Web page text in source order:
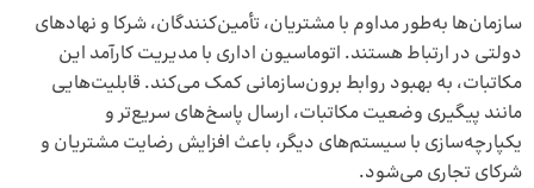
سازمان‌ها به‌طور مداوم با مشتریان، تأمین‌کنندگان، شرکا و نهادهای
دولتی در ارتباط هستند. اتوماسیون اداری با مدیریت کارآمد این
مکاتبات، به بهبود روابط برون‌سازمانی کمک می‌کند. قابلیت‌هایی
مانند پیگیری وضعیت مکاتبات، ارسال پاسخ‌های سریع‌تر و
یکپارچه‌سازی با سیستم‌های دیگر، باعث افزایش رضایت مشتریان و
شرکای تجاری می‌شود.